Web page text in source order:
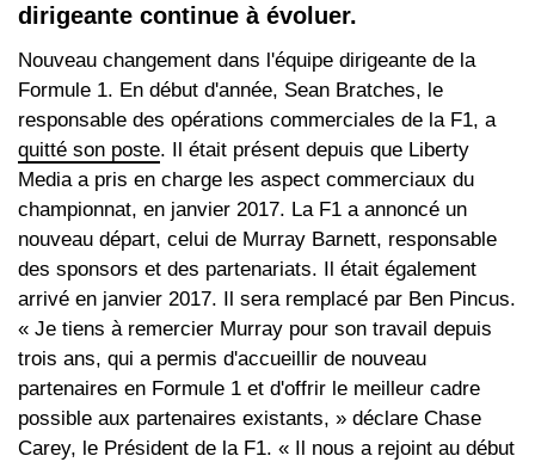
dirigeante continue à évoluer.
Nouveau changement dans l'équipe dirigeante de la
Formule 1. En début d'année, Sean Bratches, le
responsable des opérations commerciales de la F1, a
quitté son poste. Il était présent depuis que Liberty
Media a pris en charge les aspect commerciaux du
championnat, en janvier 2017. La F1 a annoncé un
nouveau départ, celui de Murray Barnett, responsable
des sponsors et des partenariats. Il était également
arrivé en janvier 2017. Il sera remplacé par Ben Pincus.
« Je tiens à remercier Murray pour son travail depuis
trois ans, qui a permis d'accueillir de nouveau
partenaires en Formule 1 et d'offrir le meilleur cadre
possible aux partenaires existants, » déclare Chase
Carey, le Président de la F1. « Il nous a rejoint au début